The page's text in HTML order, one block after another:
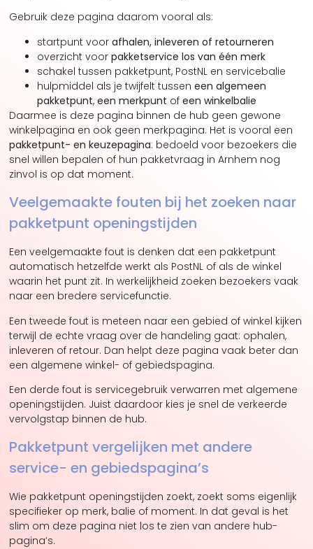
Gebruik deze pagina daarom vooral als:
startpunt voorafhalen, inleveren of retourneren
overzicht voorpakketservice los van één merk
schakel tussen pakketpunt, PostNL en servicebalie
hulpmiddel als je twijfelt tusseneen algemeen
pakketpunt,een merkpunt ofeen winkelbalie
Daarmee is deze pagina binnen de hub geen gewone
winkelpagina en ook geen merkpagina. Het is vooral een
pakketpunt- en keuzepagina: bedoeld voor bezoekers die
snel willen bepalen of hun pakketvraag in Arnhem nog
zinvol is op dat moment.
Veelgemaakte fouten bij het zoeken naar
pakketpunt openingstijden
Een veelgemaakte fout is denken dat een pakketpunt
automatisch hetzelfde werkt als PostNL of als de winkel
waarin het punt zit. In werkelijkheid zoeken bezoekers vaak
naar een bredere servicefunctie.
Een tweede fout is meteen naar een gebied of winkel kijken
terwijl de echte vraag over de handeling gaat: ophalen,
inleveren of retour. Dan helpt deze pagina vaak beter dan
een algemene winkel- of gebiedspagina.
Een derde fout is servicegebruik verwarren met algemene
openingstijden. Juist daardoor kies je snel de verkeerde
vervolgstap binnen de hub.
Pakketpunt vergelijken met andere
service- en gebiedspagina’s
Wie pakketpunt openingstijden zoekt, zoekt soms eigenlijk
specifieker op merk, balie of moment. In dat geval is het
slim om deze pagina niet los te zien van andere hub-
pagina’s.